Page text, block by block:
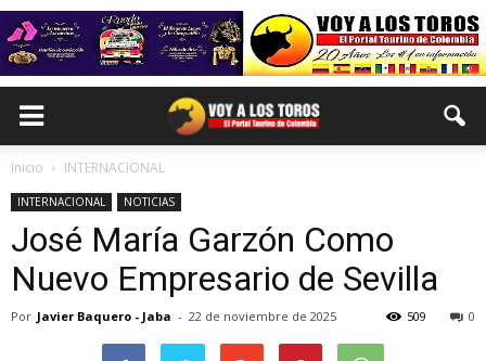
Inicio INTERNACIONAL
INTERNACIONAL NOTICIAS
José María Garzón Como
Nuevo Empresario de Sevilla
Por Javier Baquero - Jaba - 22 de noviembre de 2025 0
509